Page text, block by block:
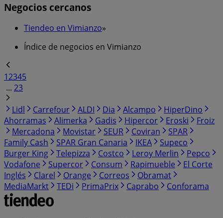
Negocios cercanos
Tiendeo en Vimianzo»
Índice de negocios en Vimianzo
12345
... 23
Lidl
Carrefour ALDI Dia Alcampo
HiperDino
Ahorramas
Alimerka Gadis Hipercor Eroski
Froiz
Mercadona
Movistar SEUR Coviran
SPAR
Family Cash
SPAR Gran Canaria IKEA
Supeco
Burger King
Telepizza Costco Leroy Merlin
Pepco
Vodafone
Supercor Consum Rapimueble
El Corte
Inglés
Clarel Orange Correos
Obramat
MediaMarkt
TEDi PrimaPrix Caprabo Conforama